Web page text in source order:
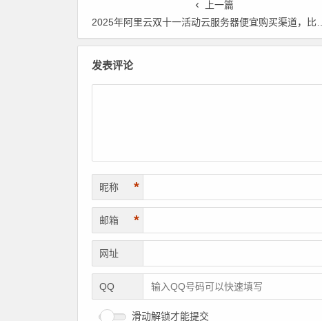
上一篇
2025年阿里云双十一活动云服务器便宜购买渠道，比活动价格更低哦
发表评论
昵称 *
邮箱 *
网址
QQ
滑动解锁才能提交